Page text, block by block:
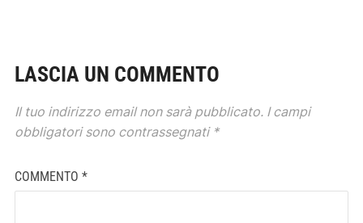
LASCIA UN COMMENTO
Il tuo indirizzo email non sarà pubblicato. I campi
obbligatori sono contrassegnati *
COMMENTO *